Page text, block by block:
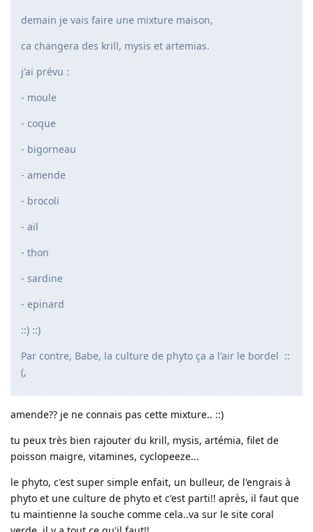
demain je vais faire une mixture maison,
ca changera des krill, mysis et artemias.
j'ai prévu :
- moule
- coque
- bigorneau
- amende
- brocoli
- ail
- thon
- sardine
- epinard
::) ::)
Par contre, Babe, la culture de phyto ça a l'air le bordel ::
(,
amende?? je ne connais pas cette mixture.. ::)
tu peux très bien rajouter du krill, mysis, artémia, filet de
poisson maigre, vitamines, cyclopeeze...
le phyto, c'est super simple enfait, un bulleur, de l'engrais à
phyto et une culture de phyto et c'est parti!! après, il faut que
tu maintienne la souche comme cela..va sur le site coral